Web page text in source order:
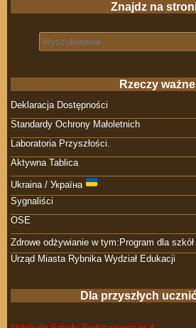
Znajdz na
Search for:
Rzeczy ważne
Deklaracja Dostępności
Standardy Ochrony Małoletnich
Laboratoria Przyszłości.
Aktywna Tablica
Ukraina / Україна
Sygnaliści
OSE
Zdrowe odżywianie w tym:Program dla
Urząd Miasta Rybnika Wydział Edukacji
Dla przyszłych